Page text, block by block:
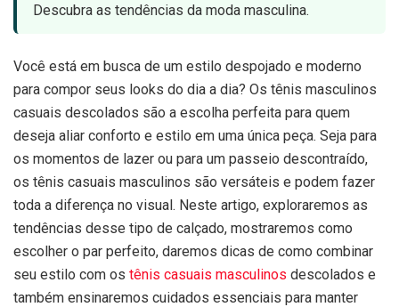
Descubra as tendências da moda masculina.
Você está em busca de um estilo despojado e moderno
para compor seus looks do dia a dia? Os tênis masculinos
casuais descolados são a escolha perfeita para quem
deseja aliar conforto e estilo em uma única peça. Seja para
os momentos de lazer ou para um passeio descontraído,
os tênis casuais masculinos são versáteis e podem fazer
toda a diferença no visual. Neste artigo, exploraremos as
tendências desse tipo de calçado, mostraremos como
escolher o par perfeito, daremos dicas de como combinar
seu estilo com os tênis casuais masculinos descolados e
também ensinaremos cuidados essenciais para manter